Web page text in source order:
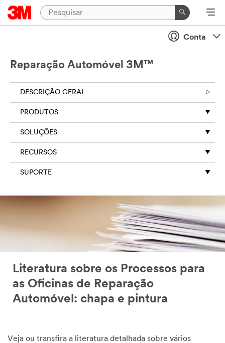
Conta
Reparação Automóvel 3M™
DESCRIÇÃO GERAL
PRODUTOS
SOLUÇÕES
RECURSOS
SUPORTE
Literatura sobre os Processos para
as Oficinas de Reparação
Automóvel: chapa e pintura
Veja ou transfira a literatura detalhada sobre vários